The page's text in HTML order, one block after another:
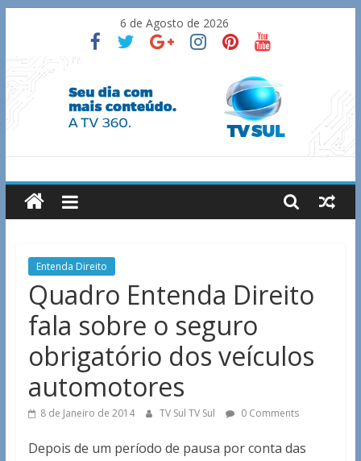
content
6 de Agosto de 2026
TV
Sul
Notícias
Guaxupé
região.
Entenda Direito
Quadro Entenda Direito
fala sobre o seguro
obrigatório dos veículos
automotores
8 de Janeiro de 2014 TV Sul TV Sul 0 Comments
Depois de um período de pausa por conta das